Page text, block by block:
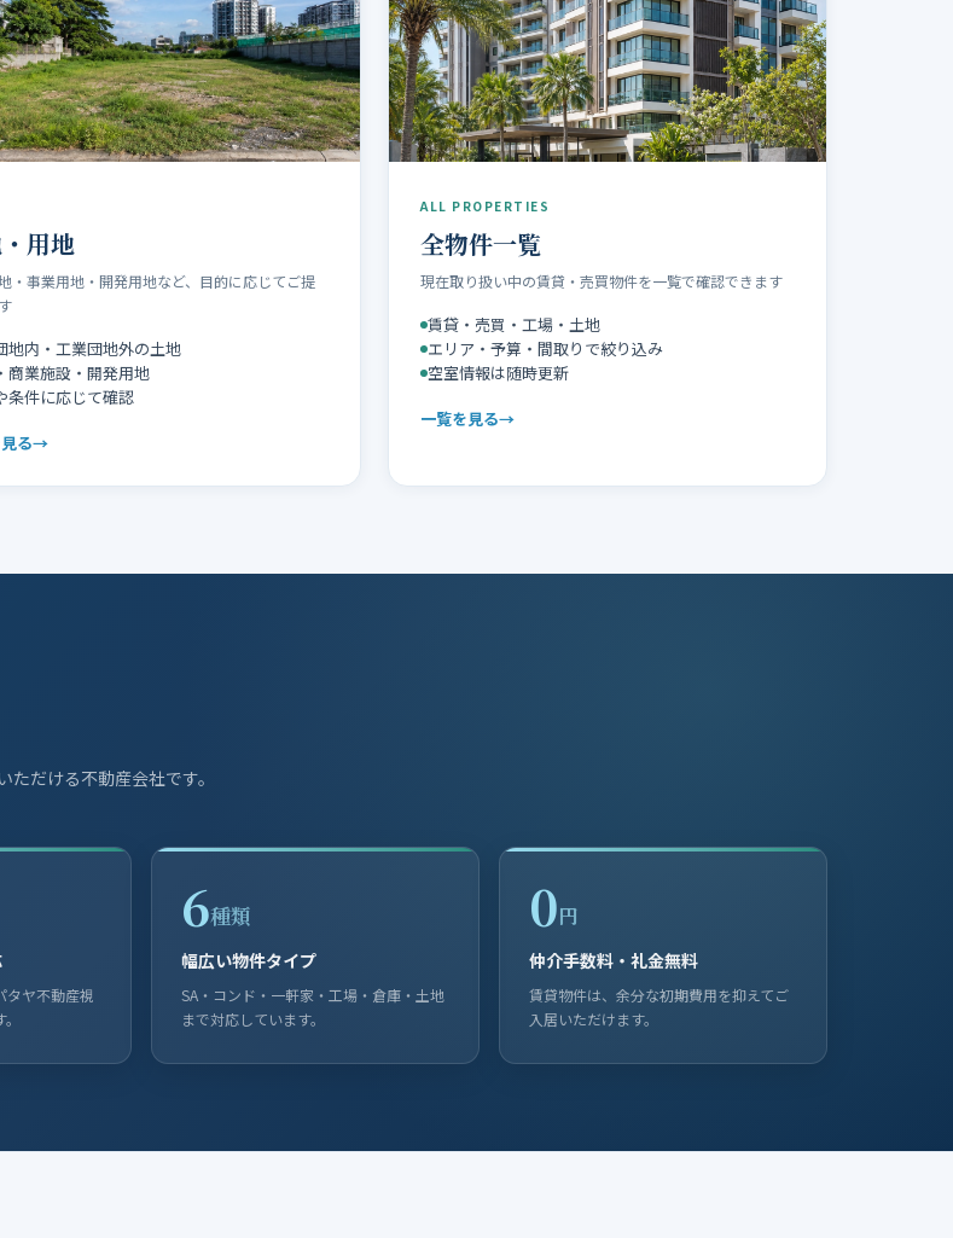
用地
・事業用地・開発用地など、目的に応じてご提
地内・工業団地外の土地
商業施設・開発用地
条件に応じて確認
る
ALL PROPERTIES
全物件一覧
現在取り扱い中の賃貸・売買物件を一覧で確認できます
賃貸・売買・工場・土地
エリア・予算・間取りで絞り込み
空室情報は随時更新
一覧を見る
だける不動産会社です。
タヤ不動産視
6種類
幅広い物件タイプ
SA・コンド・一軒家・工場・倉庫・土地
まで対応しています。
0円
仲介手数料・礼金無料
賃貸物件は、余分な初期費用を抑えてご
入居いただけます。